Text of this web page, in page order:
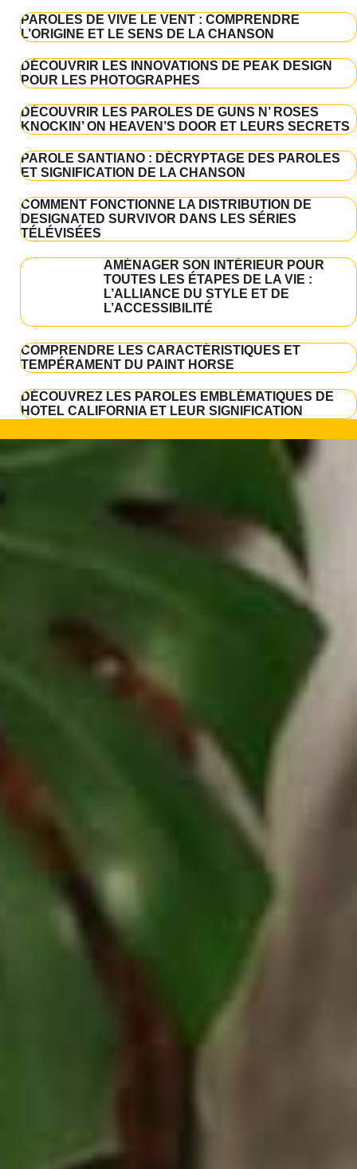
PAROLES DE VIVE LE VENT : COMPRENDRE
L’ORIGINE ET LE SENS DE LA CHANSON
DÉCOUVRIR LES INNOVATIONS DE PEAK DESIGN
POUR LES PHOTOGRAPHES
DÉCOUVRIR LES PAROLES DE GUNS N’ ROSES
KNOCKIN’ ON HEAVEN’S DOOR ET LEURS SECRETS
PAROLE SANTIANO : DÉCRYPTAGE DES PAROLES
ET SIGNIFICATION DE LA CHANSON
COMMENT FONCTIONNE LA DISTRIBUTION DE
DESIGNATED SURVIVOR DANS LES SÉRIES
TÉLÉVISÉES
AMÉNAGER SON INTÉRIEUR POUR
TOUTES LES ÉTAPES DE LA VIE :
L’ALLIANCE DU STYLE ET DE
L’ACCESSIBILITÉ
COMPRENDRE LES CARACTÉRISTIQUES ET
TEMPÉRAMENT DU PAINT HORSE
DÉCOUVREZ LES PAROLES EMBLÉMATIQUES DE
HOTEL CALIFORNIA ET LEUR SIGNIFICATION